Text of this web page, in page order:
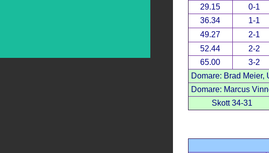
29.15
0-1
36.34
1-1
49.27
2-1
52.44
2-2
65.00
3-2
Domare: Brad Meier,
Domare: Marcus
Skott 34-31